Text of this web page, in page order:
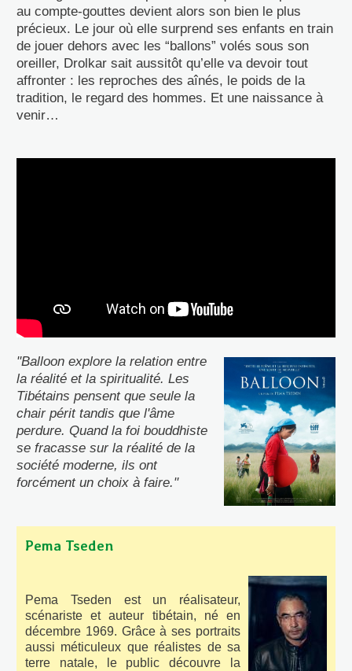
au compte-gouttes devient alors son bien le plus
précieux. Le jour où elle surprend ses enfants en train
de jouer dehors avec les “ballons” volés sous son
oreiller, Drolkar sait aussitôt qu’elle va devoir tout
affronter : les reproches des aînés, le poids de la
tradition, le regard des hommes. Et une naissance à
venir…
"Balloon explore la relation entre
la réalité et la spiritualité. Les
Tibétains pensent que seule la
chair périt tandis que l'âme
perdure. Quand la foi bouddhiste
se fracasse sur la réalité de la
société moderne, ils ont
forcément un choix à faire."
Pema Tseden
Pema Tseden est un réalisateur,
scénariste et auteur tibétain, né en
décembre 1969. Grâce à ses portraits
aussi méticuleux que réalistes de sa
terre natale, le public découvre la